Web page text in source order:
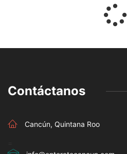
Contáctanos
Cancún, Quintana Roo